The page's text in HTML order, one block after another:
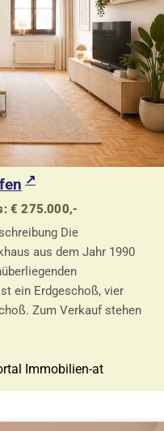
€ 275.000,-
Die
aus dem Jahr 1990
ein Erdgeschoß, vier
Zum Verkauf stehen
Immobilien-at